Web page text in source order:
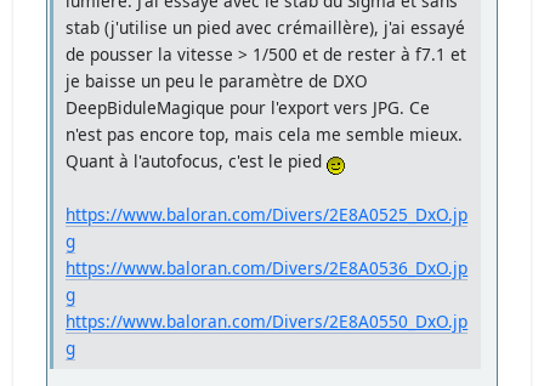
stab (j'utilise un pied avec crémaillère), j'ai essayé
de pousser la vitesse > 1/500 et de rester à f7.1 et
je baisse un peu le paramètre de DXO
DeepBiduleMagique pour l'export vers JPG. Ce
n'est pas encore top, mais cela me semble mieux.
Quant à l'autofocus, c'est le pied
https://www.baloran.com/Divers/2E8A0525_DxO.jp
g
https://www.baloran.com/Divers/2E8A0536_DxO.jp
g
https://www.baloran.com/Divers/2E8A0550_DxO.jp
g